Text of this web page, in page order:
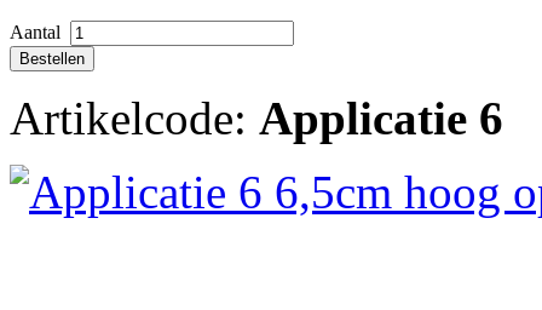
Aantal
Artikelcode: Applicatie 6